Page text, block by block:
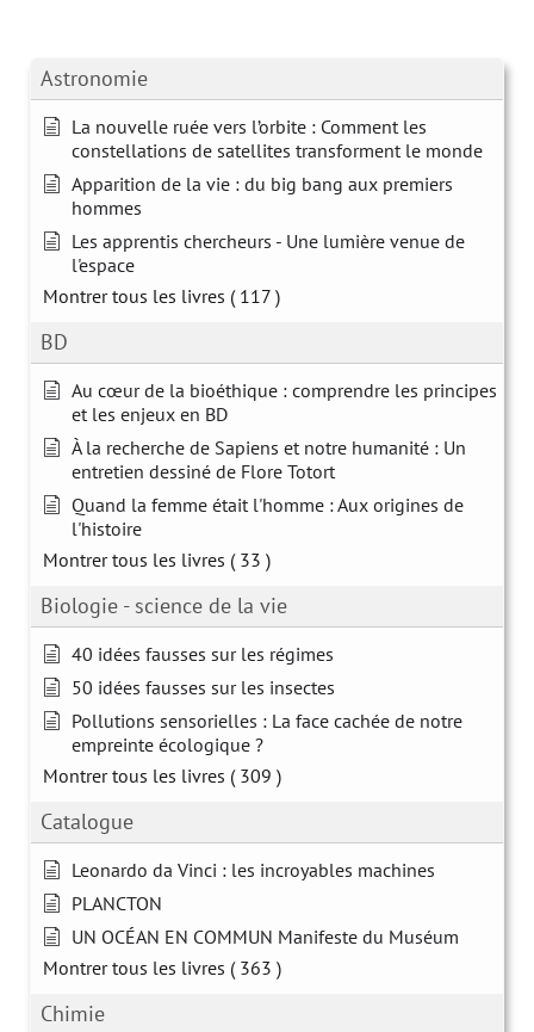
Astronomie
La nouvelle ruée vers l’orbite : Comment les
constellations de satellites transforment le monde
Apparition de la vie : du big bang aux premiers
hommes
Les apprentis chercheurs - Une lumière venue de
l'espace
Montrer tous les livres ( 117 )
BD
Au cœur de la bioéthique : comprendre les principes
et les enjeux en BD
À la recherche de Sapiens et notre humanité : Un
entretien dessiné de Flore Totort
Quand la femme était l'homme : Aux origines de
l'histoire
Montrer tous les livres ( 33 )
Biologie - science de la vie
40 idées fausses sur les régimes
50 idées fausses sur les insectes
Pollutions sensorielles : La face cachée de notre
empreinte écologique ?
Montrer tous les livres ( 309 )
Catalogue
Leonardo da Vinci : les incroyables machines
PLANCTON
UN OCÉAN EN COMMUN Manifeste du Muséum
Montrer tous les livres ( 363 )
Chimie